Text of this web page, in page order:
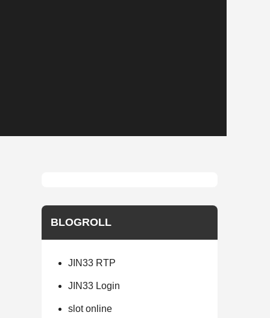
BLOGROLL
JIN33 RTP
JIN33 Login
slot online